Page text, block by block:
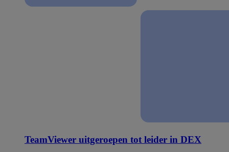
TeamViewer uitgeroepen tot leider in DEX